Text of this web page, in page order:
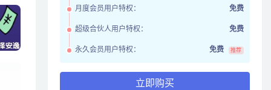
月度会员用户特权： 免费
超级合伙人用户特权： 免费
永久会员用户特权： 免费 推荐
立即购买